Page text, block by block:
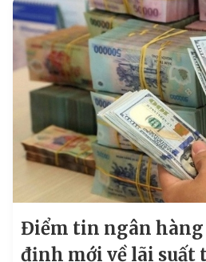
Điểm tin ngân hàng
định mới về lãi suất